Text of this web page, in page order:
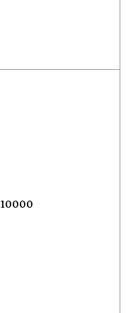
10000 ين ياباني الجديدة (الوجه)